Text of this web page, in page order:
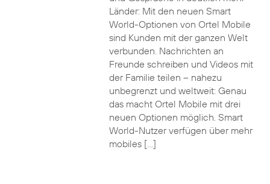
Länder: Mit den neuen Smart
World-Optionen von Ortel Mobile
sind Kunden mit der ganzen Welt
verbunden. Nachrichten an
Freunde schreiben und Videos mit
der Familie teilen – nahezu
unbegrenzt und weltweit: Genau
das macht Ortel Mobile mit drei
neuen Optionen möglich. Smart
World-Nutzer verfügen über mehr
mobiles […]